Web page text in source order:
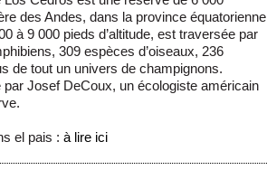
des Andes, dans la province équatorienne
à 9 000 pieds d’altitude, est traversée par
309 espèces d’oiseaux, 236
de tout un univers de champignons.
par Josef DeCoux, un écologiste américain
el pais : à lire ici